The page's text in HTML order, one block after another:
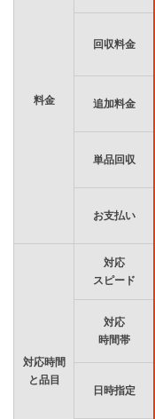
料金
回収料金
追加料金
単品回収
お支払い
対応時間
と品目
対応
スピード
対応
時間帯
日時指定